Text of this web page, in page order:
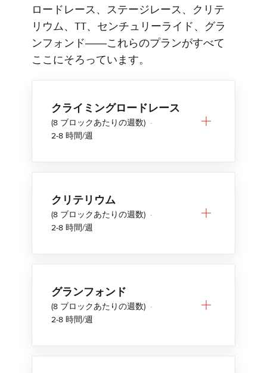
ロードレース、ステージレース、クリテ
リウム、TT、センチュリーライド、グラ
ンフォンド――これらのプランがすべて
ここにそろっています。
クライミングロードレース
(8 ブロックあたりの週数) ·
2-8 時間/週
クリテリウム
(8 ブロックあたりの週数) ·
2-8 時間/週
グランフォンド
(8 ブロックあたりの週数) ·
2-8 時間/週